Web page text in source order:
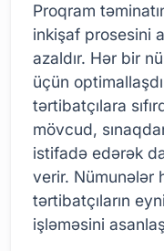
Proqram
inkişaf prosesini
azaldır. Hər bir
üçün
tərtibatçılara
mövcud,
istifadə edərək
verir. Nümunələr
tərtibatçıların
işləməsini